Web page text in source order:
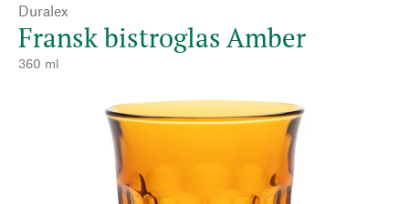
Duralex
Fransk bistroglas Amber
360 ml